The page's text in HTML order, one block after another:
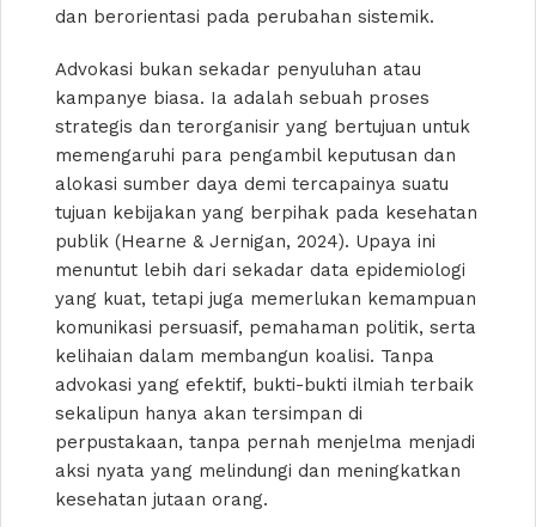
dan berorientasi pada perubahan sistemik.
Advokasi bukan sekadar penyuluhan atau
kampanye biasa. Ia adalah sebuah proses
strategis dan terorganisir yang bertujuan untuk
memengaruhi para pengambil keputusan dan
alokasi sumber daya demi tercapainya suatu
tujuan kebijakan yang berpihak pada kesehatan
publik (Hearne & Jernigan, 2024). Upaya ini
menuntut lebih dari sekadar data epidemiologi
yang kuat, tetapi juga memerlukan kemampuan
komunikasi persuasif, pemahaman politik, serta
kelihaian dalam membangun koalisi. Tanpa
advokasi yang efektif, bukti-bukti ilmiah terbaik
sekalipun hanya akan tersimpan di
perpustakaan, tanpa pernah menjelma menjadi
aksi nyata yang melindungi dan meningkatkan
kesehatan jutaan orang.